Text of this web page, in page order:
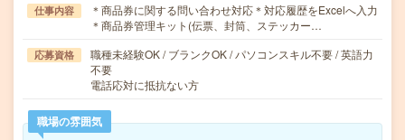
仕事内容
＊商品券に関する問い合わせ対応＊対応履歴をExcelへ入力
＊商品券管理キット(伝票、封筒、ステッカー…
応募資格
職種未経験OK / ブランクOK / パソコンスキル不要 / 英語力
不要
電話応対に抵抗ない方
職場の雰囲気